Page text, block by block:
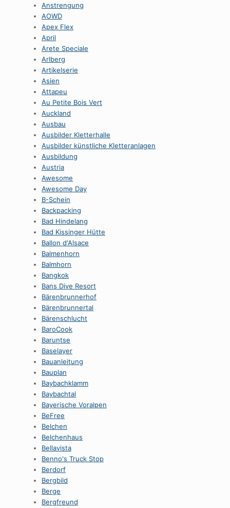
Anstrengung
AOWD
Apex Flex
April
Arete Speciale
Arlberg
Artikelserie
Asien
Attapeu
Au Petite Bois Vert
Auckland
Ausbau
Ausbilder Kletterhalle
Ausbilder künstliche Kletteranlagen
Ausbildung
Austria
Awesome
Awesome Day
B-Schein
Backpacking
Bad Hindelang
Bad Kissinger Hütte
Ballon d'Alsace
Balmenhorn
Balmhorn
Bangkok
Bans Dive Resort
Bärenbrunnerhof
Bärenbrunnertal
Bärenschlucht
BaroCook
Baruntse
Baselayer
Bauanleitung
Bauplan
Baybachklamm
Baybachtal
Bayerische Voralpen
BeFree
Belchen
Belchenhaus
Bellavista
Benno's Truck Stop
Berdorf
Bergbild
Berge
Bergfreund